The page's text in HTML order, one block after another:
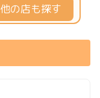
他の店も探す